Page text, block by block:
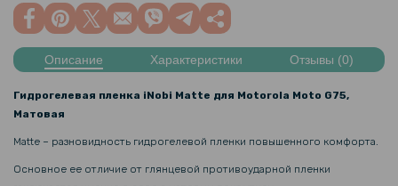
679 грн
Чехол - книжка Beauty Case для Motorola Edge 50 Fusion с
зеркалом
669 грн
Чехол накладка OMEVE Color Frame для Motorola Razr 50 Ultra /
Описание Характеристики Отзывы (0)
Гидрогелевая пленка iNobi Matte для Motorola Moto G75,
Матовая
Matte – разновидность гидрогелевой пленки повышенного комфорта.
Основное ее отличие от глянцевой противоударной пленки